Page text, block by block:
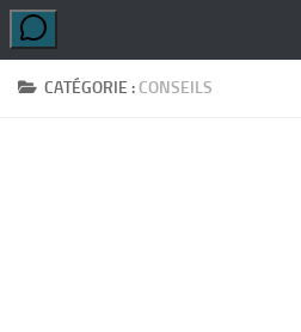
Skip to content
CATÉGORIE : CONSEILS